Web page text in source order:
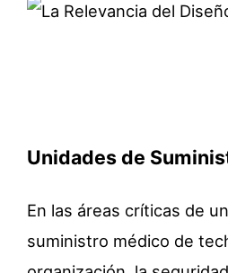
Unidades de
En las áreas críticas de
suministro médico de